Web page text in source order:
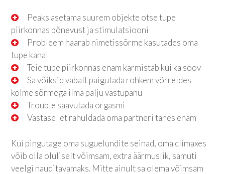
Peaks asetama suurem objekte otse tupe
piirkonnas põnevust ja stimulatsiooni
Probleem haarab nimetissõrme kasutades oma
tupe kanal
Teie tupe piirkonnas enam karmistab kui ka soov
Sa võiksid vabalt paigutada rohkem võrreldes
kolme sõrmega ilma palju vastupanu
Trouble saavutada orgasmi
Vastasel et rahuldada oma partneri tahes enam
Kui pingutage oma suguelundite seinad, oma climaxes
võib olla oluliselt võimsam, extra äärmuslik, samuti
veelgi nauditavamaks. Mitte ainult sa olema võimsam